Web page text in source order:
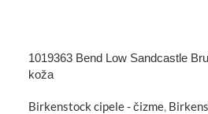
1019363 Bend Low Sandcastle
koža
Birkenstock cipele - čizme,